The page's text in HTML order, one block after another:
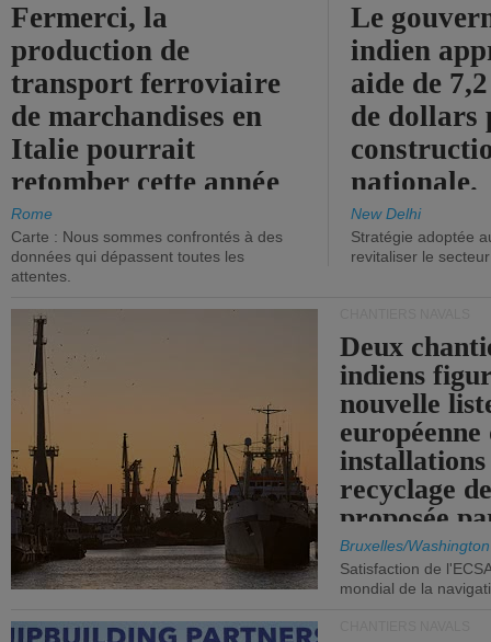
Fermerci, la
production de
transport ferroviaire
de marchandises en
Italie pourrait
retomber cette année
aux niveaux de 2015.
Rome
Carte : Nous sommes confrontés à des
données qui dépassent toutes les
attentes.
Le
indien
aide de
de dollars
nationale.
New Delhi
Stratégie adoptée
revitaliser le secteur
Deux
indiens
nouvelle
européenne
installations
recyclage
proposée
Bruxelles/Washington
Satisfaction de
mondial de la